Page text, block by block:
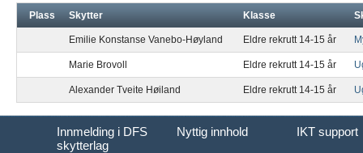
Plass Skytter Klasse
Emilie Konstanse Vanebo-Høyland Eldre rekrutt 14-15 år
Marie Brovoll Eldre rekrutt 14-15 år
Alexander Tveite Høiland Eldre rekrutt 14-15 år
Innmelding i DFS
skytterlag
Nyttig innhold IKT support